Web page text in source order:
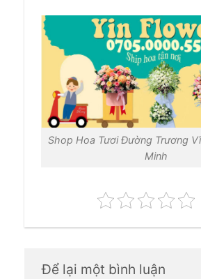
Shop Hoa Tươi Đường Trương
Minh
Để lại một bình luận